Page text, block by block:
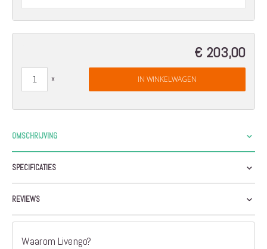
€ 203,00
IN WINKELWAGEN
OMSCHRIJVING
SPECIFICATIES
REVIEWS
Waarom Livengo?